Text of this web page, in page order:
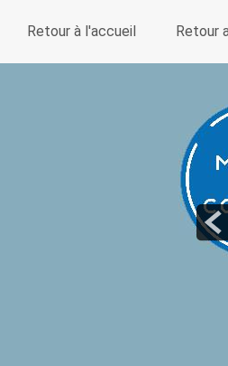
Retour à l'accueil Retour